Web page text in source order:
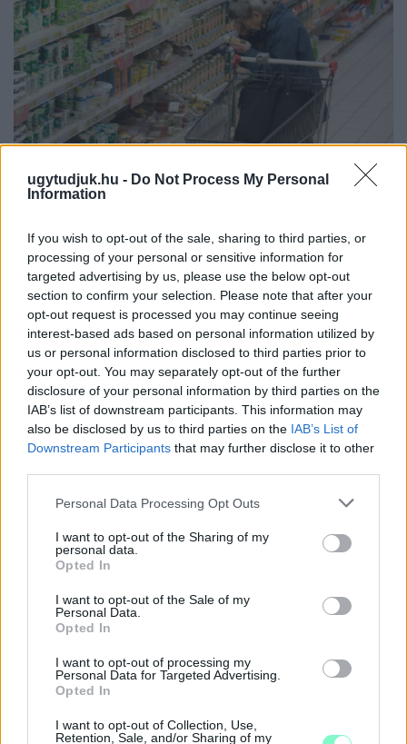
ugytudjuk.hu - Do Not Process My Personal
Information
If you wish to opt-out of the sale, sharing to third parties, or
processing of your personal or sensitive information for
targeted advertising by us, please use the below opt-out
section to confirm your selection. Please note that after your
opt-out request is processed you may continue seeing
interest-based ads based on personal information utilized by
us or personal information disclosed to third parties prior to
your opt-out. You may separately opt-out of the further
disclosure of your personal information by third parties on the
IAB’s list of downstream participants. This information may
also be disclosed by us to third parties on the IAB’s List of
Downstream Participants that may further disclose it to other
Please note that this website/app uses one or more Google
not limited to your visit or usage behaviour. You may click to
grant or deny consent to Google and its third-party tags to
use your data for below specified purposes in below Google
consent section.
Personal Data Processing Opt Outs
I want to opt-out of the Sharing of my
personal data.
Opted In
I want to opt-out of the Sale of my
Personal Data.
Opted In
I want to opt-out of processing my
Personal Data for Targeted Advertising.
Opted In
I want to opt-out of Collection, Use,
Retention, Sale, and/or Sharing of my
ÖRÖMHÍR: TÍZ ÉVE NEM VOLT ILYEN ALACSONY AZ
INFLÁCIÓ MAGYARORSZÁGON
Júliusban mindössze 1,2 százalékkal emelkedtek éves
összevetésben a fogyasztói árak, miközben az élelmiszerek ára
már csökkent.
Szólj hozzá!
A BAROKK ÖSSZES ÁRNYALATA ÉS MÉG EGY SOR
GYŐRBEN
Középpontban a hagyományőrzés, de lesz Pogány Induló és
Majka koncert, jóga szeánsz, “borhajózás” és egy csomó minden